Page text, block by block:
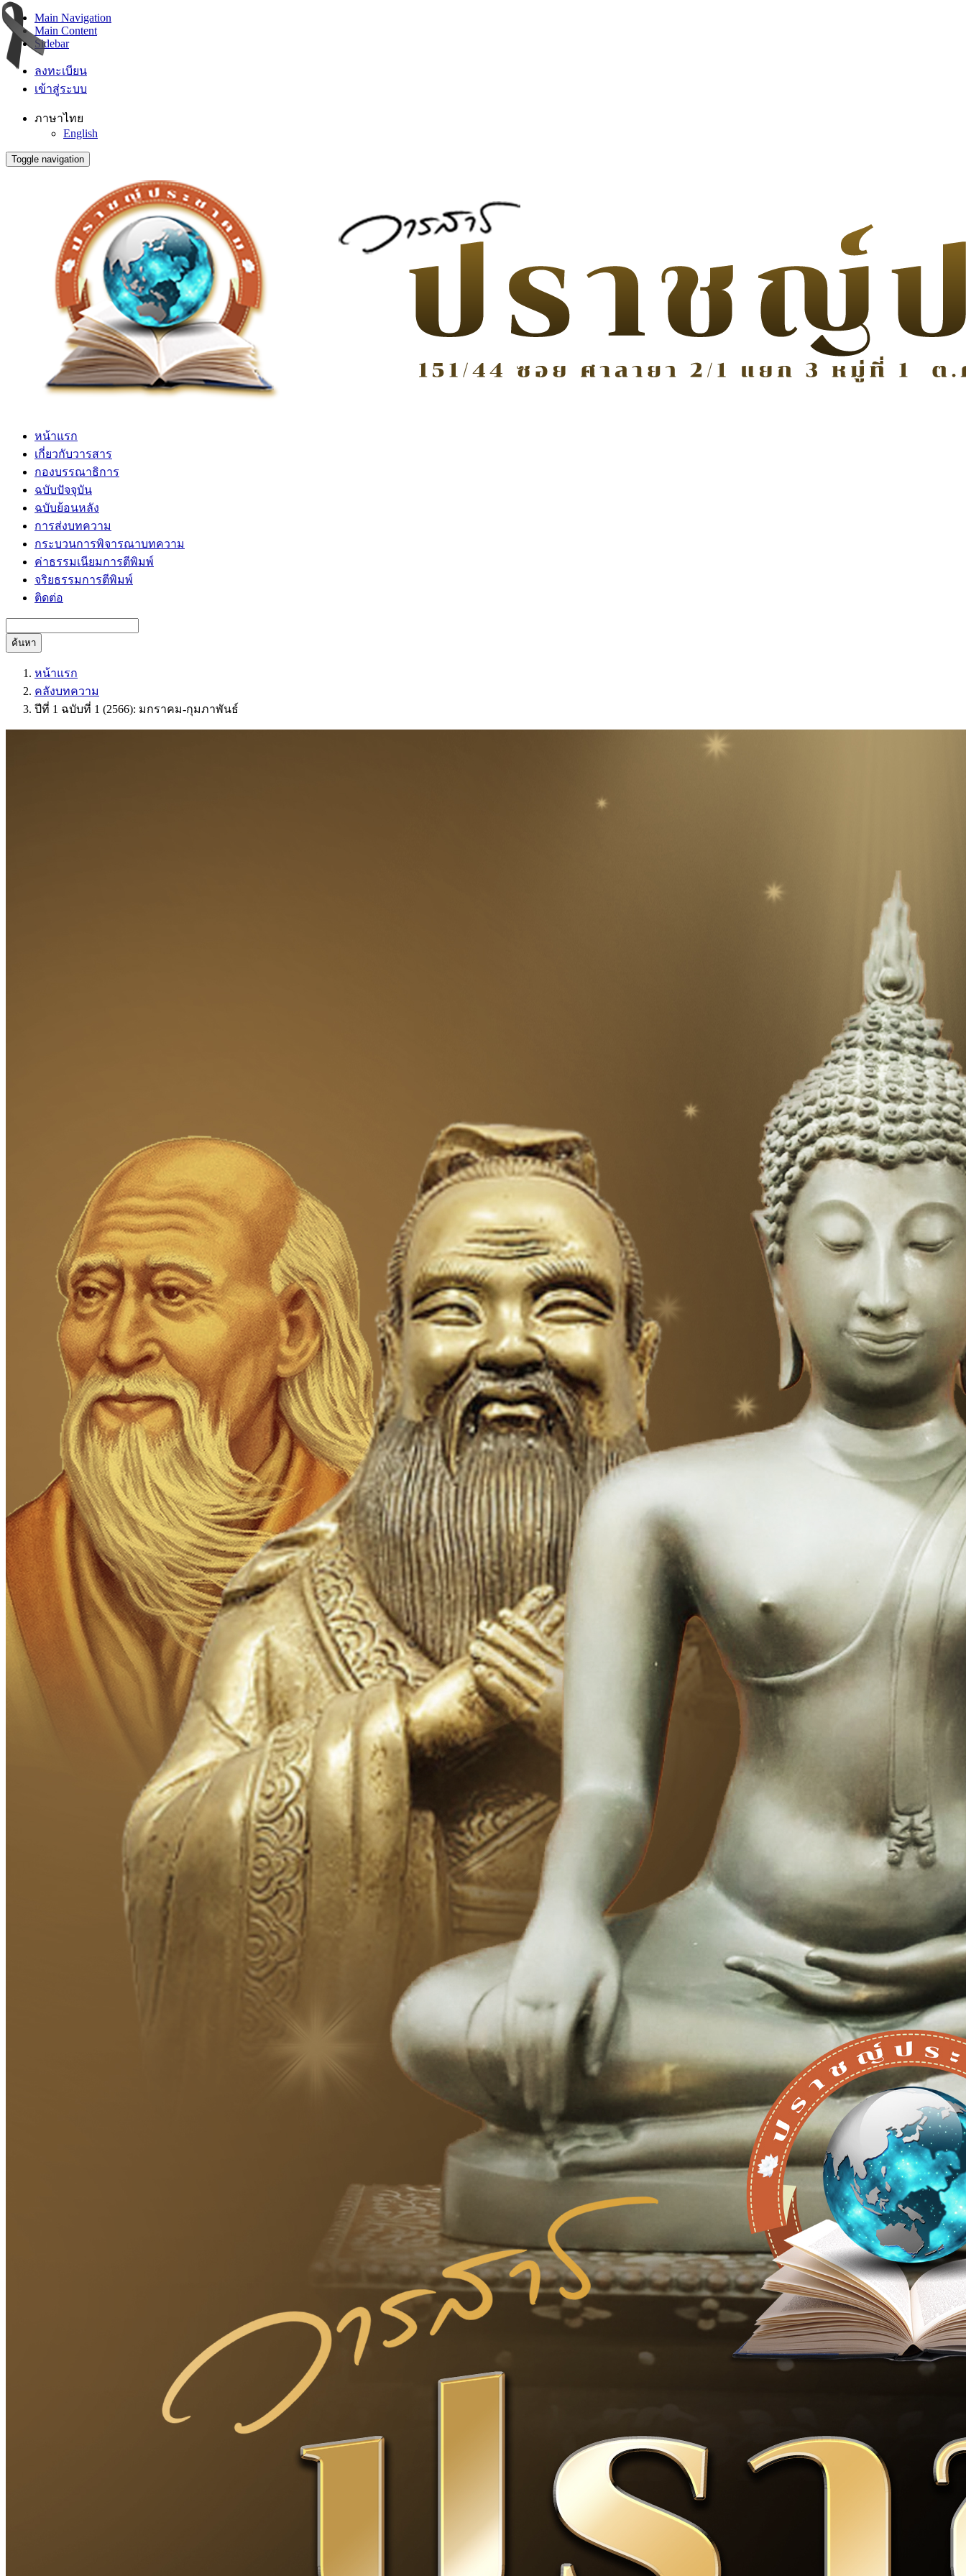
Main Navigation
Main Content
Sidebar
ลงทะเบียน
เข้าสู่ระบบ
ภาษาไทย
English
Toggle navigation
หน้าแรก
เกี่ยวกับวารสาร
กองบรรณาธิการ
ฉบับปัจจุบัน
ฉบับย้อนหลัง
การส่งบทความ
กระบวนการพิจารณาบทความ
ค่าธรรมเนียมการตีพิมพ์
จริยธรรมการตีพิมพ์
ติดต่อ
ค้นหา
หน้าแรก
คลังบทความ
ปีที่ 1 ฉบับที่ 1 (2566): มกราคม-กุมภาพันธ์